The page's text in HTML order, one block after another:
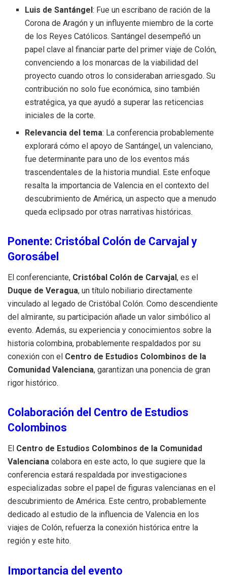
Luis de Santángel: Fue un escribano de ración de la
Corona de Aragón y un influyente miembro de la corte
de los Reyes Católicos. Santángel desempeñó un
papel clave al financiar parte del primer viaje de Colón,
convenciendo a los monarcas de la viabilidad del
proyecto cuando otros lo consideraban arriesgado. Su
contribución no solo fue económica, sino también
estratégica, ya que ayudó a superar las reticencias
iniciales de la corte.
Relevancia del tema: La conferencia probablemente
explorará cómo el apoyo de Santángel, un valenciano,
fue determinante para uno de los eventos más
trascendentales de la historia mundial. Este enfoque
resalta la importancia de Valencia en el contexto del
descubrimiento de América, un aspecto que a menudo
queda eclipsado por otras narrativas históricas.
Ponente: Cristóbal Colón de Carvajal y
Gorosábel
El conferenciante, Cristóbal Colón de Carvajal , es el
Duque de Veragua, un título nobiliario directamente
vinculado al legado de Cristóbal Colón. Como descendiente
del almirante, su participación añade un valor simbólico al
evento. Además, su experiencia y conocimientos sobre la
historia colombina, probablemente respaldados por su
conexión con el Centro de Estudios Colombinos de la
Comunidad Valenciana, garantizan una ponencia de gran
rigor histórico.
Colaboración del Centro de Estudios
Colombinos
El Centro de Estudios Colombinos de la Comunidad
Valenciana colabora en este acto, lo que sugiere que la
conferencia estará respaldada por investigaciones
especializadas sobre el papel de figuras valencianas en el
descubrimiento de América. Este centro, probablemente
dedicado al estudio de la influencia de Valencia en los
viajes de Colón, refuerza la conexión histórica entre la
región y este hito.
Importancia del evento